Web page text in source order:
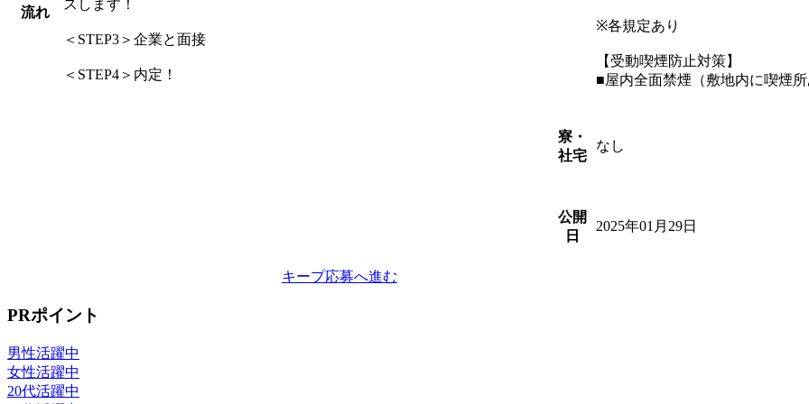
流れ
スします！
＜STEP3＞企業と面接
＜STEP4＞内定！
※各規定あり
【受動喫煙防止対策】
■屋内全面禁煙（敷地内に喫煙
寮・
社宅
なし
公開
日
2025年01月29日
キープ応募へ進む
PRポイント
男性活躍中
女性活躍中
20代活躍中